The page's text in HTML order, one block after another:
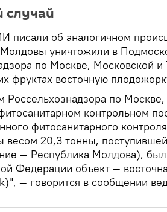
случай
писали об аналогичном
уничтожили в
по Москве, Московской и
фруктах восточную
Россельхознадзора по
контрольном
фитосанитарного
весом 20,3 тонны,
— Республика Молдова),
Федерации объект —
— говорится в сообщении